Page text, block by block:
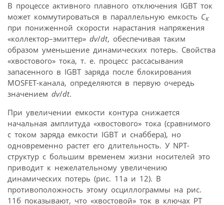
В процессе активного плавного отключения IGBT ток
может коммутироваться в параллельную емкость CK
при пониженной скорости нарастания напряжения
«коллектор–эмиттер» dv/dt, обеспечивая таким
образом уменьшение динамических потерь. Свойства
«хвостового» тока, т. е. процесс рассасывания
запасенного в IGBT заряда после блокирования
MOSFET-канала, определяются в первую очередь
значением dv/dt.
При увеличении емкости контура снижается
начальная амплитуда «хвостового» тока (сравнимого
с током заряда емкости IGBT и снаббера), но
одновременно растет его длительность. У NPT-
структур с большим временем жизни носителей это
приводит к нежелательному увеличению
динамических потерь (рис. 11а и 12). В
противоположность этому осциллограммы на рис.
11б показывают, что «хвостовой» ток в ключах РТ